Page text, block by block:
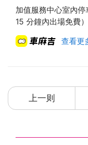
加值服務中心室內
15 分鐘內出場免費
查看更
上一则